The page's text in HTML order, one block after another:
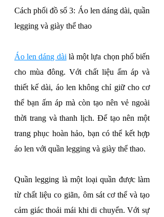
Cách phối đồ số 3: Áo len dáng dài, quần
legging và giày thể thao
Áo len dáng dài là một lựa chọn phổ biến
cho mùa đông. Với chất liệu ấm áp và
thiết kế dài, áo len không chỉ giữ cho cơ
thể bạn ấm áp mà còn tạo nên vẻ ngoài
thời trang và thanh lịch. Để tạo nên một
trang phục hoàn hảo, bạn có thể kết hợp
áo len với quần legging và giày thể thao.
Quần legging là một loại quần được làm
từ chất liệu co giãn, ôm sát cơ thể và tạo
cảm giác thoải mái khi di chuyển. Với sự